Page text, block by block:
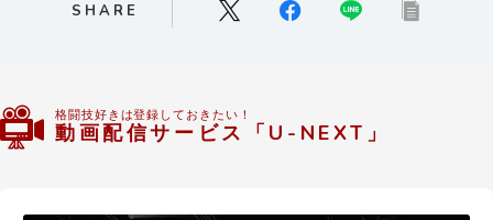
SHARE
格闘技好きは登録しておきたい！
動画配信サービス「U-NEXT」